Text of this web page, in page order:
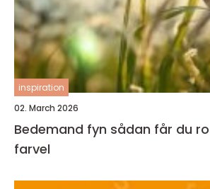
inspiration
02. March 2026
Bedemand fyn sådan får du ro til det sidste
farvel